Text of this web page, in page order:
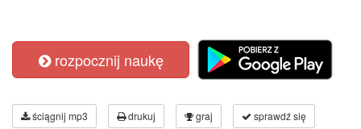
rozpocznij naukę
ściągnij mp3 drukuj graj sprawdź się